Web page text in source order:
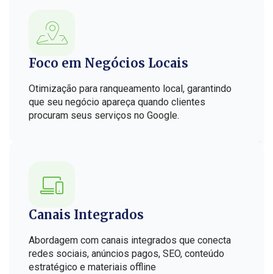
Foco em Negócios Locais
Otimização para ranqueamento local, garantindo
que seu negócio apareça quando clientes
procuram seus serviços no Google.
Canais Integrados
Abordagem com canais integrados que conecta
redes sociais, anúncios pagos, SEO, conteúdo
estratégico e materiais offline